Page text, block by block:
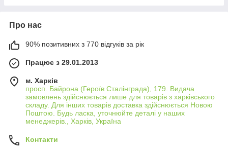
Про нас
90% позитивних з 770 відгуків за рік
Працює з 29.01.2013
м. Харків
просп. Байрона (Героїв Сталінграда), 179. Видача
замовлень здійснюється лише для товарів з харківського
складу. Для інших товарів доставка здійснюється Новою
Поштою. Будь ласка, уточнюйте деталі у наших
менеджерів., Харків, Україна
Контакти